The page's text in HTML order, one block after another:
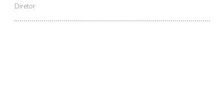
Diretor